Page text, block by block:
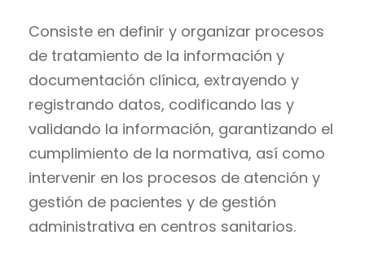
Consiste en definir y organizar procesos
de tratamiento de la información y
documentación clínica, extrayendo y
registrando datos, codificando las y
validando la información, garantizando el
cumplimiento de la normativa, así como
intervenir en los procesos de atención y
gestión de pacientes y de gestión
administrativa en centros sanitarios.